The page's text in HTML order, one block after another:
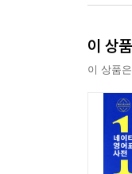
이 상
이 상품